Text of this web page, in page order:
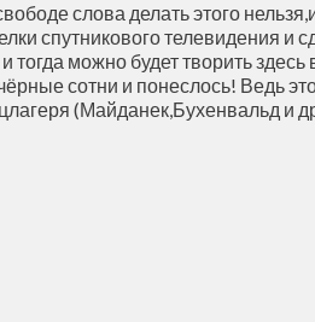
слова делать этого
спутникового телевидения и
тогда можно будет творить
сотни и понеслось! Ведь
(Майданек,Бухенвальд